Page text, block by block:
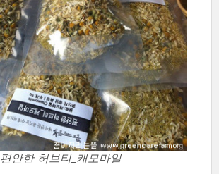
편안한 허브티_캐모마일